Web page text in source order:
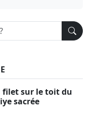
filet sur le toit du
sacrée